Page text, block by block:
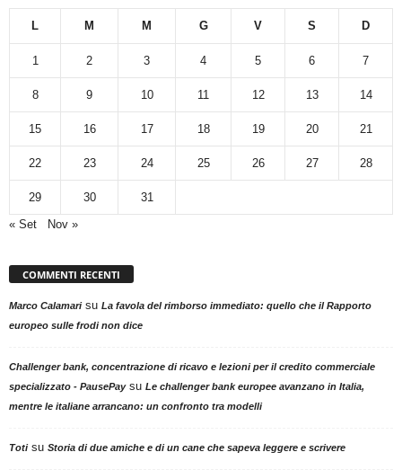
L M M G V S D
1 2 3 4 5 6 7
8 9 10 11 12 13 14
15 16 17 18 19 20 21
22 23 24 25 26 27 28
29 30
31
« Set
Nov »
COMMENTI RECENTI
Marco Calamarisu La favola del rimborso immediato: quello che il Rapporto
europeo sulle frodi non dice
Challenger bank, concentrazione di ricavo e lezioni per il credito commerciale
specializzato - PausePaysu Le challenger bank europee avanzano in Italia,
mentre le italiane arrancano: un confronto tra modelli
Totisu Storia di due amiche e di un cane che sapeva leggere e scrivere